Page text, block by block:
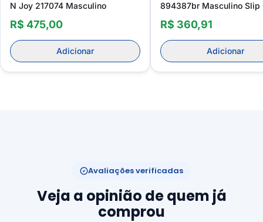
N Joy 217074 Masculino
R$ 475,00
Adicionar
894387br Masculino Slip
R$ 360,91
Adicionar
Avaliações verificadas
Veja a opinião de quem já
comprou